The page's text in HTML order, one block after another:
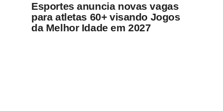
Esportes anuncia novas vagas
para atletas 60+ visando Jogos
da Melhor Idade em 2027